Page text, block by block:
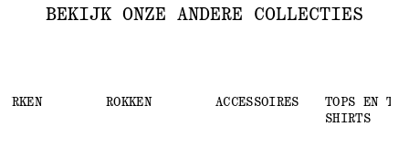
BEKIJK ONZE ANDERE COLLECTIES
ROKKEN ACCESSOIRES
TOPS EN T-
SHIRTS